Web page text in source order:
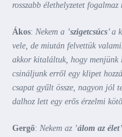
rosszabb élethelyzetet fogalmaz
Ákos: Nekem a ’szigetcsúcs’ a
vele, de miután felvettük
akkor kitaláltuk, hogy menjünk
csináljunk erről egy klipet
csapat gyűlt össze, nagyon jól
dalhoz lett egy erős érzelmi
Gergő: Nekem az ’álom az élet